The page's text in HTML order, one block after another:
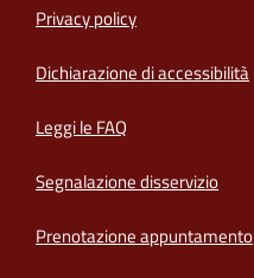
Privacy policy
Dichiarazione di accessibilità
Leggi le FAQ
Segnalazione disservizio
Prenotazione appuntamento